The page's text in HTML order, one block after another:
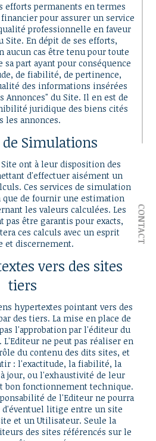
CONTACT
efforts permanents en termes
pour assurer un service
professionnelle en faveur
Site. En dépit de ses efforts,
aucun cas être tenu pour toute
part ayant pour conséquence
de fiabilité, de pertinence,
des informations insérées
Annonces" du Site. Il en est de
juridique des biens cités
les annonces.
de Simulations
ont à leur disposition des
d'effectuer aisément un
Ces services de simulation
de fournir une estimation
les valeurs calculées. Les
pas être garantis pour exacts,
ces calculs avec un esprit
et discernement.
vers des sites
tiers
hypertextes pointant vers des
des tiers. La mise en place de
l'approbation par l'éditeur du
ne peut pas réaliser en
du contenu des dits sites, et
: l'exactitude, la fiabilité, la
jour, ou l'exhaustivité de leur
bon fonctionnement technique.
de l'Editeur ne pourra
d'éventuel litige entre un site
et un Utilisateur. Seule la
des sites référencés sur le